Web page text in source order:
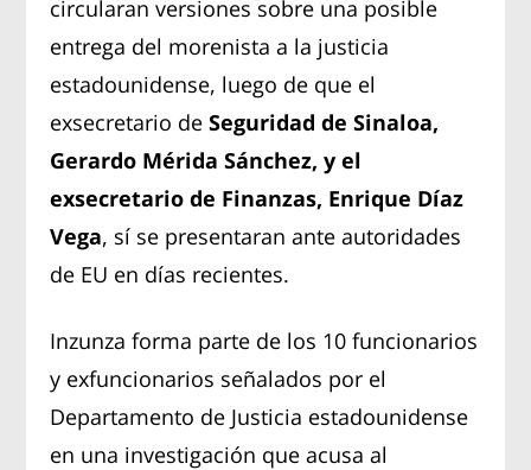
circularan versiones sobre una posible
entrega del morenista a la justicia
estadounidense, luego de que el
exsecretario deSeguridad de Sinaloa,
Gerardo Mérida Sánchez, y el
exsecretario de Finanzas, Enrique Díaz
Vega, sí se presentaran ante autoridades
de EU en días recientes.
Inzunza forma parte de los 10 funcionarios
y exfuncionarios señalados por el
Departamento de Justicia estadounidense
en una investigación que acusa al